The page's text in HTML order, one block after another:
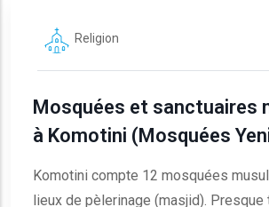
Religion
Mosquées et sanctuaires
à Komotini (Mosquées
Komotini compte 12 mosquées
lieux de pèlerinage (masjid).